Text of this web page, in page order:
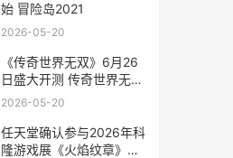
始 冒险岛2021
2026-05-20
《传奇世界无双》6月26
日盛大开测 传奇世界无双
官方下载
2026-05-20
任天堂确认参与2026年科
隆游戏展《火焰纹章》新